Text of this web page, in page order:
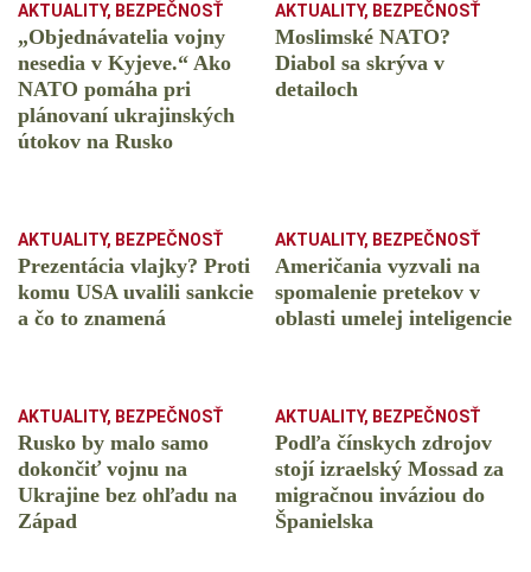
AKTUALITY, BEZPEČNOSŤ
„Objednávatelia vojny
nesedia v Kyjeve.“ Ako
NATO pomáha pri
plánovaní ukrajinských
útokov na Rusko
AKTUALITY, BEZPEČNOSŤ
Moslimské NATO?
Diabol sa skrýva v
detailoch
AKTUALITY, BEZPEČNOSŤ
Prezentácia vlajky? Proti
komu USA uvalili sankcie
a čo to znamená
AKTUALITY, BEZPEČNOSŤ
Američania vyzvali na
spomalenie pretekov v
oblasti umelej inteligencie
AKTUALITY, BEZPEČNOSŤ
Rusko by malo samo
dokončiť vojnu na
Ukrajine bez ohľadu na
Západ
AKTUALITY, BEZPEČNOSŤ
Podľa čínskych zdrojov
stojí izraelský Mossad za
migračnou inváziou do
Španielska